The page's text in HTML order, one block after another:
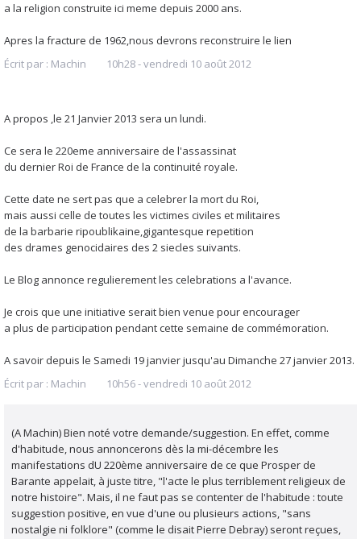
a la religion construite ici meme depuis 2000 ans.
Apres la fracture de 1962,nous devrons reconstruire le lien
Écrit par : Machin 10h28-vendredi 10 août 2012
A propos ,le 21 Janvier 2013 sera un lundi.
Ce sera le 220eme anniversaire de l'assassinat
du dernier Roi de France de la continuité royale.
Cette date ne sert pas que a celebrer la mort du Roi,
mais aussi celle de toutes les victimes civiles et militaires
de la barbarie ripoublikaine,gigantesque repetition
des drames genocidaires des 2 siecles suivants.
Le Blog annonce regulierement les celebrations a l'avance.
Je crois que une initiative serait bien venue pour encourager
a plus de participation pendant cette semaine de commémoration.
A savoir depuis le Samedi 19 janvier jusqu'au Dimanche 27 janvier 2013.
Écrit par : Machin 10h56-vendredi 10 août 2012
(A Machin) Bien noté votre demande/suggestion. En effet, comme
d'habitude, nous annoncerons dès la mi-décembre les
manifestations dU 220ème anniversaire de ce que Prosper de
Barante appelait, à juste titre, "l'acte le plus terriblement religieux de
notre histoire". Mais, il ne faut pas se contenter de l'habitude : toute
suggestion positive, en vue d'une ou plusieurs actions, "sans
nostalgie ni folklore" (comme le disait Pierre Debray) seront reçues,